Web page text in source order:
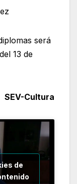
será
13 de
SEV-Cultura
de